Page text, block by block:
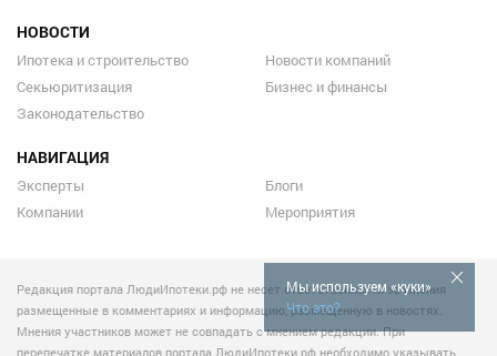
Мы используем «куки»
Что это?
НОВОСТИ
Ипотека и строительство
Секьюритизация
Законодательство
Новости компаний
Бизнес и финансы
НАВИГАЦИЯ
Эксперты
Компании
Блоги
Мероприятия
Редакция портала ЛюдиИпотеки.рф не несет ответственности за мнения
размещенные в комментариях и информацию, размещенную в новостях.
Мнения участников может не совпадать с мнением редакции. При
перепечатке материалов портала ЛюдиИпотеки.рф необходимо указывать